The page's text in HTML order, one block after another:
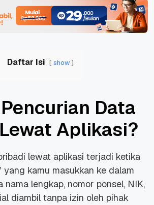
Daftar Isi show
Data
Aplikasi?
lewat aplikasi terjadi ketika
yang kamu masukkan ke dalam
nama lengkap, nomor ponsel, NIK,
diambil tanpa izin oleh pihak